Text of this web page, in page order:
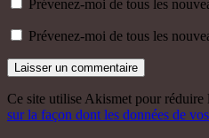
Prévenez-moi de tous les
Prévenez-moi de tous les
Ce site utilise Akismet pour réduire
sur la façon dont les données de